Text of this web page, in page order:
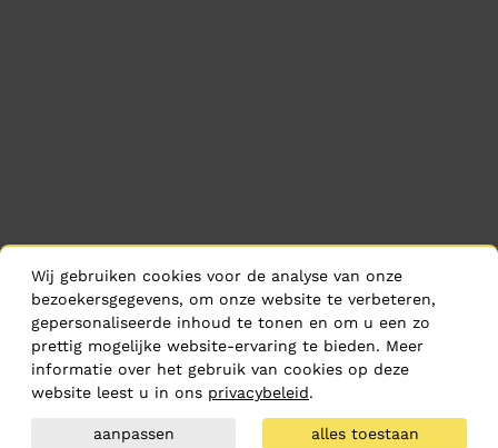
Wij gebruiken cookies voor de analyse van onze
bezoekersgegevens, om onze website te verbeteren,
gepersonaliseerde inhoud te tonen en om u een zo
prettig mogelijke website-ervaring te bieden. Meer
informatie over het gebruik van cookies op deze
website leest u in ons privacybeleid.
aanpassen alles toestaan